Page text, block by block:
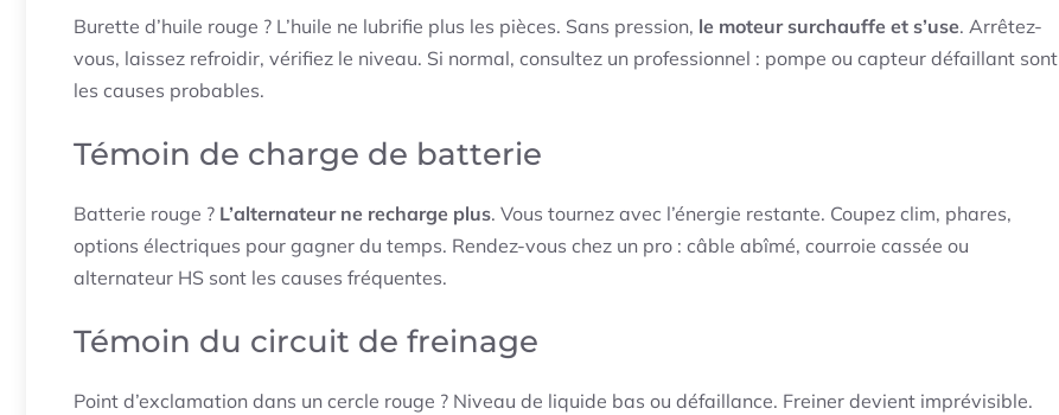
Burette d’huile rouge ? L’huile ne lubrifie plus les pièces. Sans pression, le moteur surchauffe et s’use. Arrêtez-
vous, laissez refroidir, vérifiez le niveau. Si normal, consultez un professionnel : pompe ou capteur défaillant sont
les causes probables.
Témoin de charge de batterie
Batterie rouge ? L’alternateur ne recharge plus. Vous tournez avec l’énergie restante. Coupez clim, phares,
options électriques pour gagner du temps. Rendez-vous chez un pro : câble abîmé, courroie cassée ou
alternateur HS sont les causes fréquentes.
Témoin du circuit de freinage
Point d’exclamation dans un cercle rouge ? Niveau de liquide bas ou défaillance. Freiner devient imprévisible.